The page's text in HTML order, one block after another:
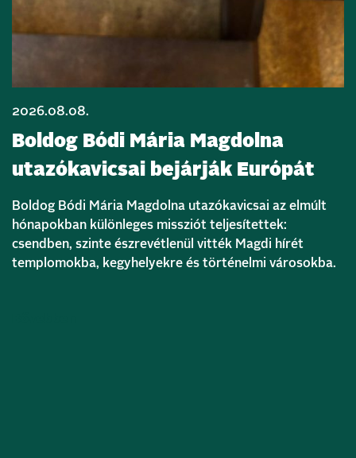
2026.08.08.
Boldog Bódi Mária Magdolna
utazókavicsai bejárják Európát
Boldog Bódi Mária Magdolna utazókavicsai az elmúlt
hónapokban különleges missziót teljesítettek:
csendben, szinte észrevétlenül vitték Magdi hírét
templomokba, kegyhelyekre és történelmi városokba.